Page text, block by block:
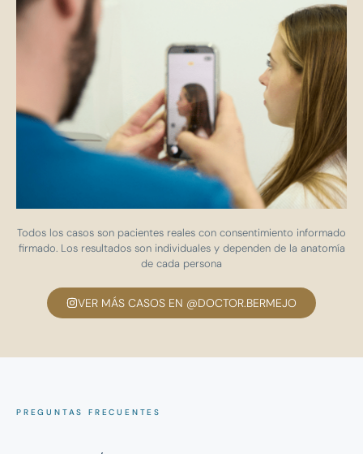
Todos los casos son pacientes reales con consentimiento informado
firmado. Los resultados son individuales y dependen de la anatomía
de cada persona
VER MÁS CASOS EN @DOCTOR.BERMEJO
PREGUNTAS FRECUENTES